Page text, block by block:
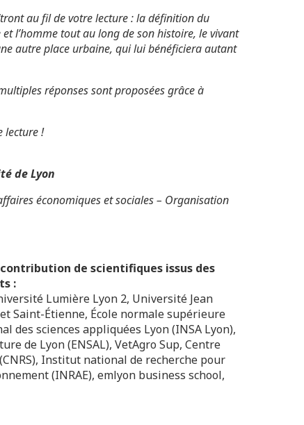
au fil de votre lecture : la définition du
l’homme tout au long de son histoire, le vivant
autre place urbaine, qui lui bénéficiera autant
réponses sont proposées grâce à
lecture !
de Lyon
économiques et sociales – Organisation
de scientifiques issus des
:
Lumière Lyon 2, Université Jean
Saint-Étienne, École normale supérieure
des sciences appliquées Lyon (INSA Lyon),
de Lyon (ENSAL), VetAgro Sup, Centre
Institut national de recherche pour
(INRAE), emlyon business school,